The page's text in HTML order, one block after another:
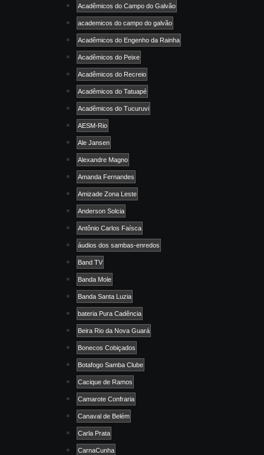
Acadêmicos do Campo do Galvão
academicos do campo do galvão
Acadêmicos do Engenho da Rainha
Acadêmicos do Peixe
Acadêmicos do Recreio
Acadêmicos do Tatuapé
Acadêmicos do Tucuruvi
AESM-Rio
Ale Jansen
Alexandre Magno
Amanda Fernandes
Amizade Zona Leste
Anderson Solcia
Antônio Carlos Faísca
áudios dos sambas-enredos
Band TV
Banda Mole
Banda Santa Luzia
bateria Pura Cadência
Beira Rio da Nova Guará
Bonecos Cobiçados
Botafogo Samba Clube
Cacique de Ramos
Camarote Confraria
Canaval de Belém
Carla Prata
CarnaCunha